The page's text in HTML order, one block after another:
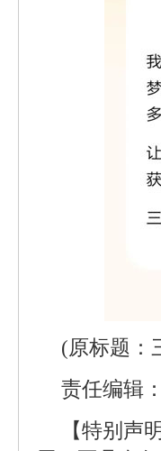
(原标题：
责任编辑
【特别声